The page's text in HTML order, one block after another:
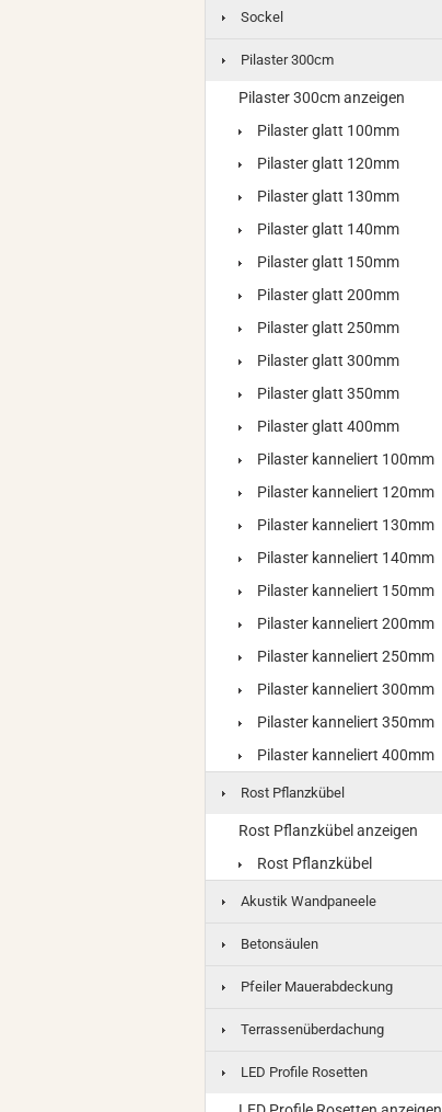
Sockel
Pilaster 300cm
Pilaster 300cm anzeigen
Pilaster glatt 100mm
Pilaster glatt 120mm
Pilaster glatt 130mm
Pilaster glatt 140mm
Pilaster glatt 150mm
Pilaster glatt 200mm
Pilaster glatt 250mm
Pilaster glatt 300mm
Pilaster glatt 350mm
Pilaster glatt 400mm
Pilaster kanneliert 100mm
Pilaster kanneliert 120mm
Pilaster kanneliert 130mm
Pilaster kanneliert 140mm
Pilaster kanneliert 150mm
Pilaster kanneliert 200mm
Pilaster kanneliert 250mm
Pilaster kanneliert 300mm
Pilaster kanneliert 350mm
Pilaster kanneliert 400mm
Rost Pflanzkübel
Rost Pflanzkübel anzeigen
Rost Pflanzkübel
Akustik Wandpaneele
Betonsäulen
Pfeiler Mauerabdeckung
Terrassenüberdachung
LED Profile Rosetten